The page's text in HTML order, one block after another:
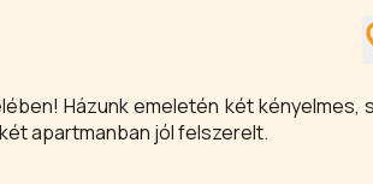
apartmanban jól felszerelt.